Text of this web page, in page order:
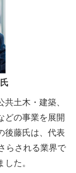
土木・建築、
どの事業を展開
後藤氏は、代表
らされる業界で
た。